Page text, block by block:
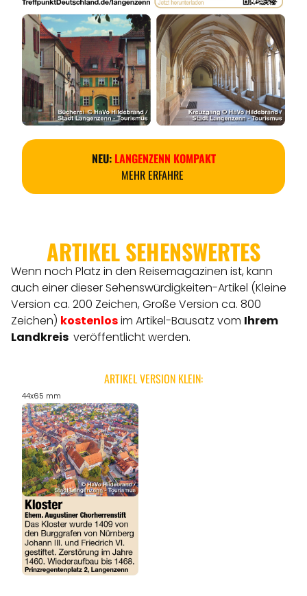
NEU: LANGENZENN KOMPAKT
MEHR ERFAHRE
ARTIKEL SEHENSWERTES
Wenn noch Platz in den Reisemagazinen ist, kann
auch einer dieser Sehenswürdigkeiten-Artikel (Kleine
Version ca. 200 Zeichen, Große Version ca. 800
Zeichen) kostenlosim Artikel-Bausatz vom Ihrem
Landkreis veröffentlicht werden.
ARTIKEL VERSION KLEIN:
44x65 mm